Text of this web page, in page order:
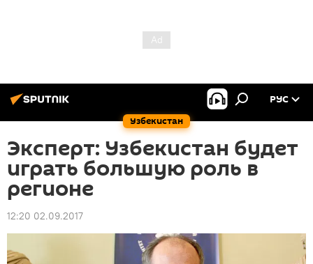
Узбекистан
РУС
Эксперт: Узбекистан будет
играть большую роль в
регионе
12:20 02.09.2017